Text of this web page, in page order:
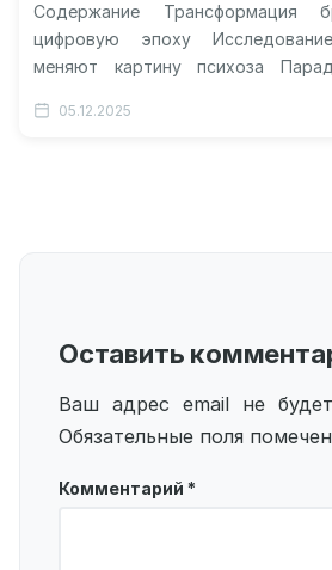
Содержание Трансформация
цифровую эпоху
меняют картину психоза
интеллектом? Мир вокруг…
05.12.2025
Оставить
Ваш адрес email не
Обязательные поля
Комментарий *